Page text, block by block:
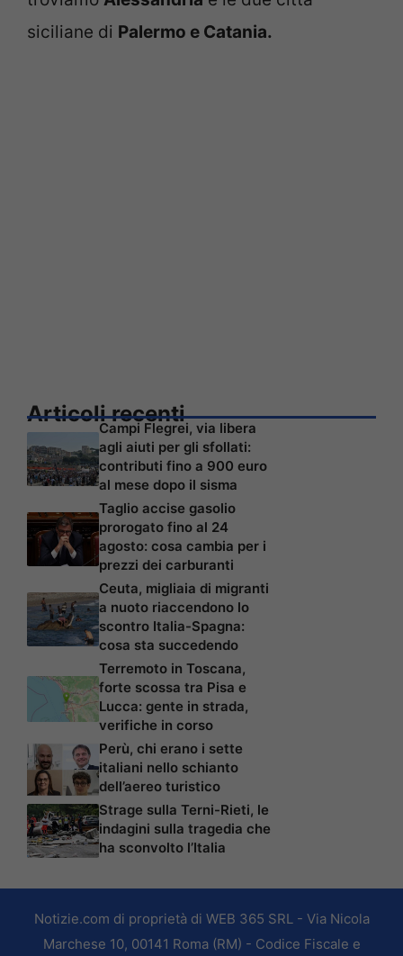
siciliane di Palermo e Catania.
Articoli recenti
Campi Flegrei, via libera
agli aiuti per gli sfollati:
contributi fino a 900 euro
al mese dopo il sisma
Taglio accise gasolio
prorogato fino al 24
agosto: cosa cambia per i
prezzi dei carburanti
Ceuta, migliaia di migranti
a nuoto riaccendono lo
scontro Italia-Spagna:
cosa sta succedendo
Terremoto in Toscana,
forte scossa tra Pisa e
Lucca: gente in strada,
verifiche in corso
Perù, chi erano i sette
italiani nello schianto
dell’aereo turistico
Strage sulla Terni-Rieti, le
indagini sulla tragedia che
ha sconvolto l’Italia
Notizie.com di proprietà di WEB 365 SRL - Via Nicola
Marchese 10, 00141 Roma (RM) - Codice Fiscale e